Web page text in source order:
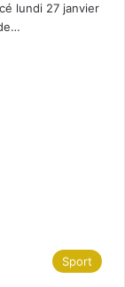
lundi 27 janvier
Sport